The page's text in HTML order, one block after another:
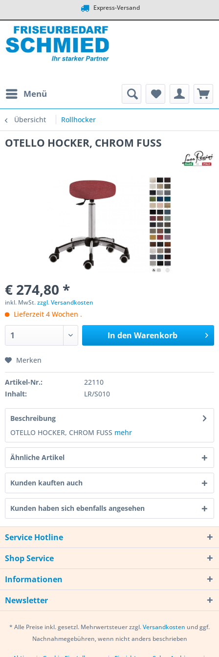
Express-Versand
Menü
Übersicht Rollhocker
OTELLO HOCKER, CHROM FUSS
€ 274,80 *
inkl. MwSt.zzgl. Versandkosten
Lieferzeit 4 Wochen .
In den Warenkorb
Merken
Artikel-Nr.:
22110
Inhalt:
LR/S010
Beschreibung
OTELLO HOCKER, CHROM FUSS mehr
Ähnliche Artikel
Kunden kauften auch
Kunden haben sich ebenfalls angesehen
Service Hotline
Shop Service
Informationen
Newsletter
* Alle Preise inkl. gesetzl. Mehrwertsteuer zzgl.Versandkosten und ggf.
Nachnahmegebühren, wenn nicht anders beschrieben